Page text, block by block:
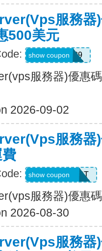
服務器
500美元
CLOUD89
show coupon
服務器)優惠
2026-09-02
服務器
SERVERHOST
show coupon
服務器)優惠
2026-08-30
服務器